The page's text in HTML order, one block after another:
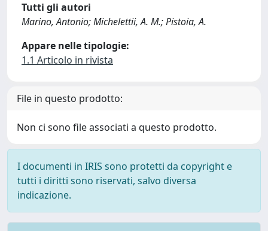
Tutti gli autori
Marino, Antonio; Michelettii, A. M.; Pistoia, A.
Appare nelle tipologie:
1.1 Articolo in rivista
File in questo prodotto:
Non ci sono file associati a questo prodotto.
I documenti in IRIS sono protetti da copyright e
tutti i diritti sono riservati, salvo diversa
indicazione.